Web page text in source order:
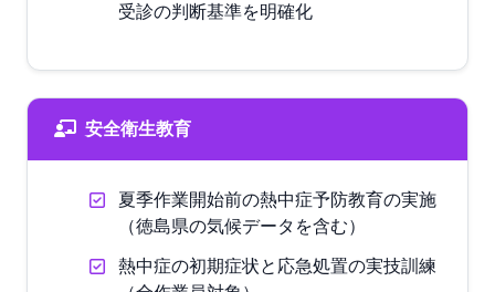
受診の判断基準を明確化
安全衛生教育
夏季作業開始前の熱中症予防教育の実施
（徳島県の気候データを含む）
熱中症の初期症状と応急処置の実技訓練